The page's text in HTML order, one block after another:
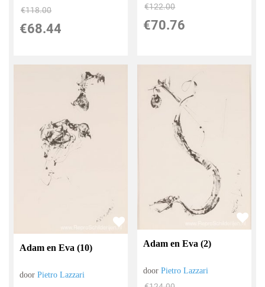
€118.00
€68.44
€122.00
€70.76
Adam en Eva (10)
doorPietro Lazzari
Adam en Eva (2)
doorPietro Lazzari